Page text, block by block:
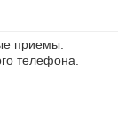
приемы.
телефона.